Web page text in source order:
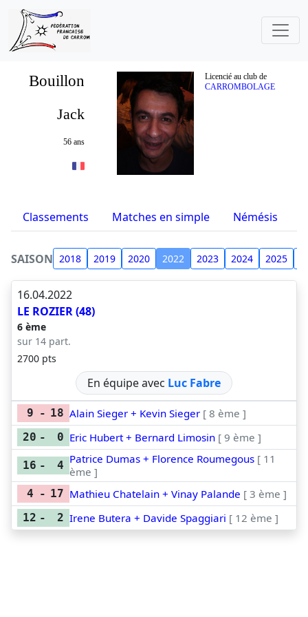
Bouillon
Licencié au club de
CARROMBOLAGE
Jack
56 ans
Classements Matches en simple Némésis
SAISON 2018 2019 2020 2022 2023 2024 2025
16.04.2022
LE ROZIER (48)
6 ème
sur 14 part.
2700 pts
En équipe avec Luc Fabre
9 - 18 Alain Sieger + Kevin Sieger [ 8 ème ]
20 - 0 Eric Hubert + Bernard Limosin [ 9 ème ]
16 - 4 Patrice Dumas + Florence Roumegous [ 11
ème ]
4 - 17 Mathieu Chatelain + Vinay Palande [ 3 ème ]
12 - 2 Irene Butera + Davide Spaggiari [ 12 ème ]